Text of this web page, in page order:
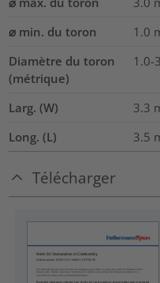
⌀ min. du toron
1.0
Diamètre du toron
(métrique)
1.0-
Larg. (W) 3.3
Long. (L)
3.5
Télécharger